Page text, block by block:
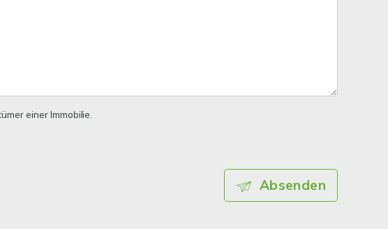
einer Immobilie.
Absenden